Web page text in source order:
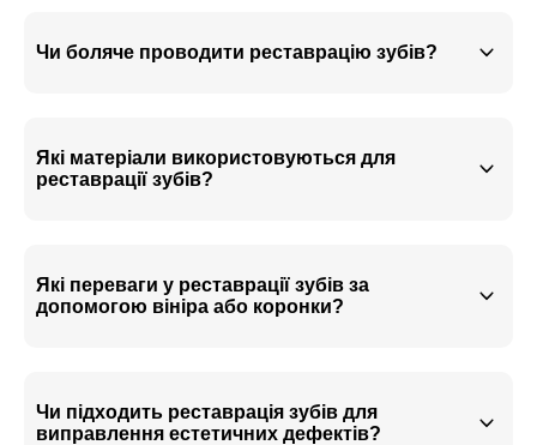
Чи боляче проводити реставрацію зубів?
Які матеріали використовуються для
реставрації зубів?
Які переваги у реставрації зубів за
допомогою вініра або коронки?
Чи підходить реставрація зубів для
виправлення естетичних дефектів?